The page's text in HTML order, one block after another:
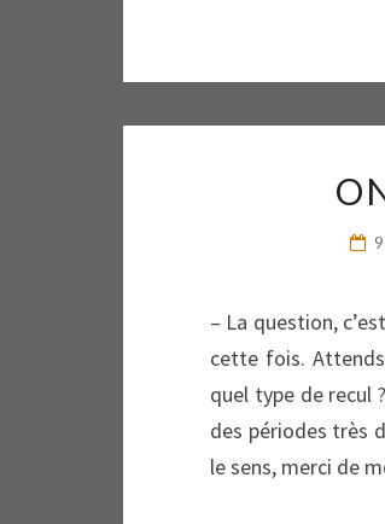
– La question,
cette fois.
quel type de recul
des périodes très
le sens, merci de